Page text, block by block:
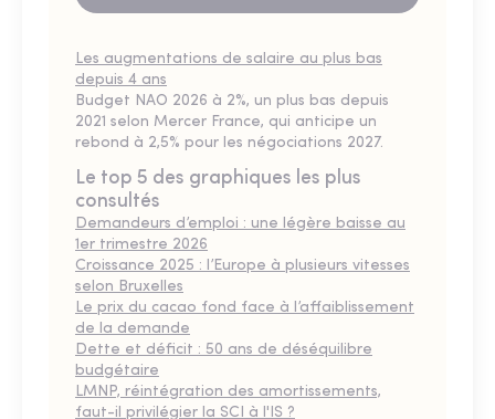
Les augmentations de salaire au plus bas
depuis 4 ans
Budget NAO 2026 à 2%, un plus bas depuis
2021 selon Mercer France, qui anticipe un
rebond à 2,5% pour les négociations 2027.
Le top 5 des graphiques les plus
consultés
Demandeurs d’emploi : une légère baisse au
1er trimestre 2026
Croissance 2025 : l’Europe à plusieurs vitesses
selon Bruxelles
Le prix du cacao fond face à l’affaiblissement
de la demande
Dette et déficit : 50 ans de déséquilibre
budgétaire
LMNP, réintégration des amortissements,
faut-il privilégier la SCI à l'IS ?